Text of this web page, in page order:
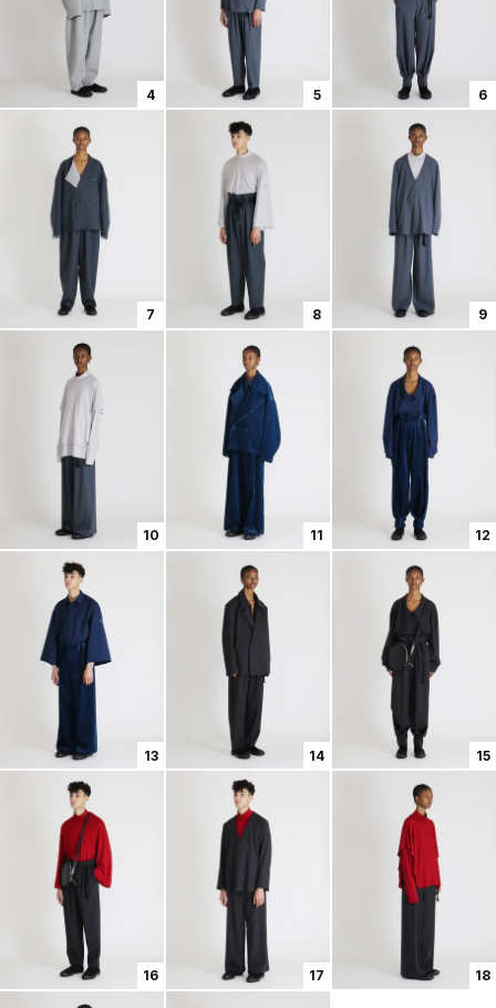
4 5 6
7 8 9
10 11 12
13 14 15
16 17 18